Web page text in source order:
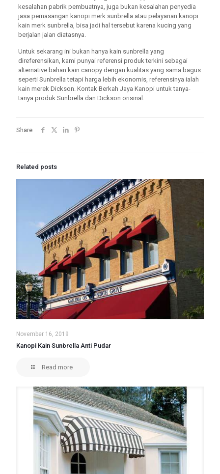
kesalahan pabrik pembuatnya, juga bukan kesalahan penyedia
jasa pemasangan kanopi merk sunbrella atau pelayanan kanopi
kain merk sunbrella, bisa jadi hal tersebut karena kucing yang
berjalan jalan diatasnya.
Untuk sekarang ini bukan hanya kain sunbrella yang
direferensikan, kami punyai referensi produk terkini sebagai
alternative bahan kain canopy dengan kualitas yang sama bagus
seperti Sunbrella tetapi harga lebih ekonomis, referensinya ialah
kain merek Dickson. Kontak Berkah Jaya Kanopi untuk tanya-
tanya produk Sunbrella dan Dickson orisinal.
Share
Related posts
November 16, 2019
Kanopi Kain Sunbrella Anti Pudar
Read more